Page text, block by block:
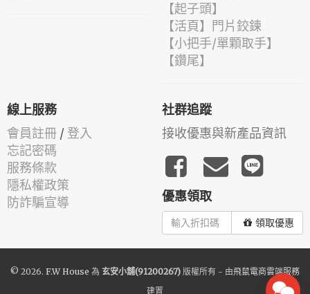
【起子頭】
【活頁】門片鉸鍊
【小把手/單顆取手】
【鑽尾】
線上服務
會員註冊 / 登入
忘記密碼
服務條款
隱私權政策
防詐騙宣導
社群追蹤
接收優惠與新產品資訊
優惠領取
領取優惠
© 2026. F.W House 為 玄安小舖(91200267) 版權所有 - 由飛鼠電商雲端服務
建置